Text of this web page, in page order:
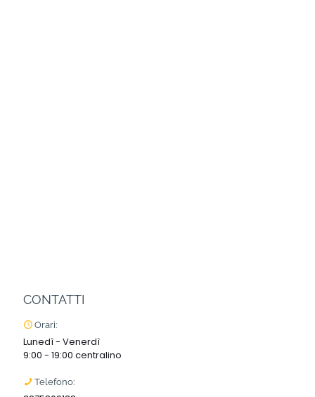
CONTATTI
Orari:
Lunedì - Venerdì
9:00 - 19:00 centralino
Telefono: